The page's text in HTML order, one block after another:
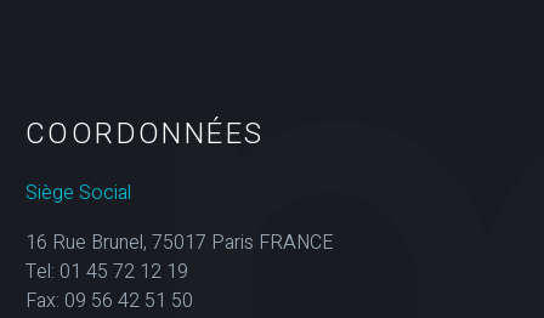
COORDONNÉES
Siège Social
16 Rue Brunel, 75017 Paris FRANCE
Tel: 01 45 72 12 19
Fax: 09 56 42 51 50